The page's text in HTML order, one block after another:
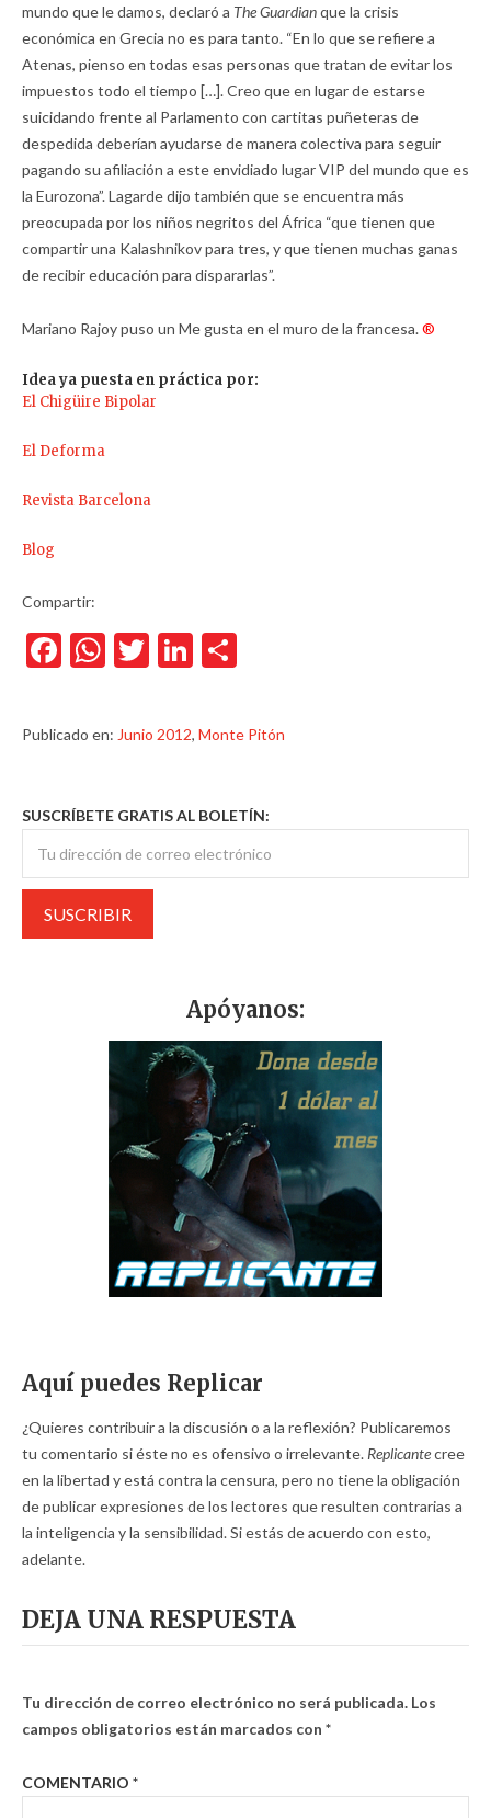
mundo que le damos, declaró a The Guardianque la crisis
económica en Grecia no es para tanto. “En lo que se refiere a
Atenas, pienso en todas esas personas que tratan de evitar los
impuestos todo el tiempo […]. Creo que en lugar de estarse
suicidando frente al Parlamento con cartitas puñeteras de
despedida deberían ayudarse de manera colectiva para seguir
pagando su afiliación a este envidiado lugar VIP del mundo que es
la Eurozona”. Lagarde dijo también que se encuentra más
preocupada por los niños negritos del África “que tienen que
compartir una Kalashnikov para tres, y que tienen muchas ganas
de recibir educación para dispararlas”.
Mariano Rajoy puso un Me gusta en el muro de la francesa.®
Idea ya puesta en práctica por:
El Chigüire Bipolar
El Deforma
Revista Barcelona
Blog
Compartir:
Facebook
WhatsApp
TwitterLinkedIn
Publicado en: Junio 2012, Monte Pitón
SUSCRÍBETE GRATIS AL BOLETÍN:
Apóyanos:
Aquí puedes Replicar
¿Quieres contribuir a la discusión o a la reflexión? Publicaremos
tu comentario si éste no es ofensivo o irrelevante. Replicantecree
en la libertad y está contra la censura, pero no tiene la obligación
de publicar expresiones de los lectores que resulten contrarias a
la inteligencia y la sensibilidad. Si estás de acuerdo con esto,
adelante.
DEJA UNA RESPUESTA
Tu dirección de correo electrónico no será publicada. Los
campos obligatorios están marcados con *
COMENTARIO *